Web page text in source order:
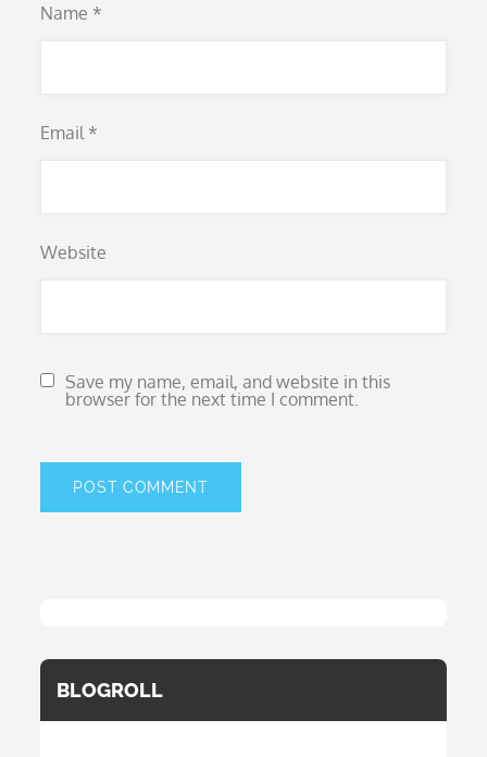
Name *
Email *
Website
Save my name, email, and website in this
browser for the next time I comment.
BLOGROLL